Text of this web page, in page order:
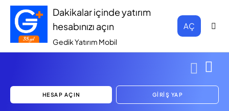
Dakikalar içinde yatırım
hesabınızı açın
Gedik Yatırım Mobil
AÇ
HESAP AÇIN GİRİŞ YAP